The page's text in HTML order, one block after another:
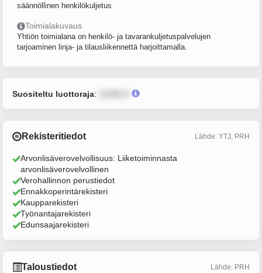
säännöllinen henkilökuljetus
Toimialakuvaus
Yhtiön toimialana on henkilö- ja tavarankuljetuspalvelujen
tarjoaminen linja- ja tilausliikennettä harjoittamalla.
Suositeltu luottoraja:
Rekisteritiedot Lähde: YTJ, PRH
Arvonlisäverovelvollisuus: Liiketoiminnasta
arvonlisäverovelvollinen
Verohallinnon perustiedot
Ennakkoperintärekisteri
Kaupparekisteri
Työnantajarekisteri
Edunsaajarekisteri
Taloustiedot Lähde: PRH